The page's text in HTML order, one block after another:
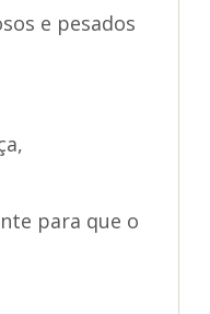
e pesados
para que o